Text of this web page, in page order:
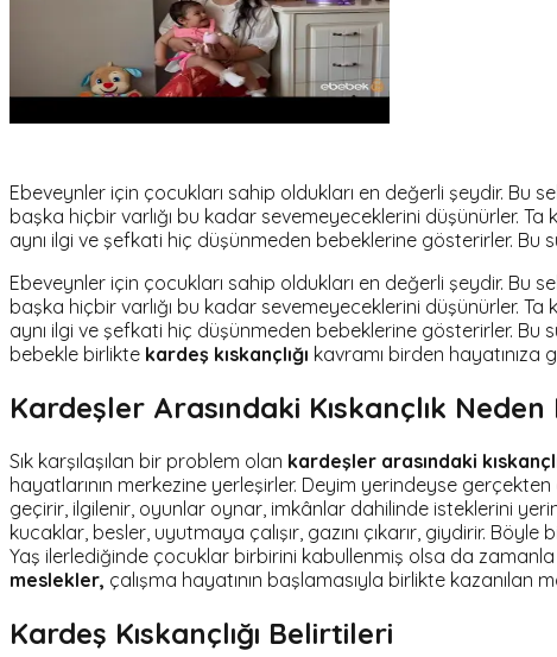
Ebeveynler için çocukları sahip oldukları en değerli şeydir.
başka hiçbir varlığı bu kadar sevemeyeceklerini düşünürler.
aynı ilgi ve şefkati hiç düşünmeden bebeklerine gösterirler.
Ebeveynler için çocukları sahip oldukları en değerli şeydir.
başka hiçbir varlığı bu kadar sevemeyeceklerini düşünürler.
aynı ilgi ve şefkati hiç düşünmeden bebeklerine gösterirler. Bu
bebekle birlikte kardeş kıskançlığı kavramı birden hayatınıza
Kardeşler Arasındaki Kıskançlık
Sık karşılaşılan bir problem olan kardeşler arasındaki
hayatlarının merkezine yerleşirler. Deyim yerindeyse
geçirir, ilgilenir, oyunlar oynar, imkânlar dahilinde isteklerini
kucaklar, besler, uyutmaya çalışır, gazını çıkarır, giydirir. Böyle
Yaş ilerlediğinde çocuklar birbirini kabullenmiş olsa da zamanla
meslekler, çalışma hayatının başlamasıyla birlikte kazanılan
Kardeş Kıskançlığı Belirtileri